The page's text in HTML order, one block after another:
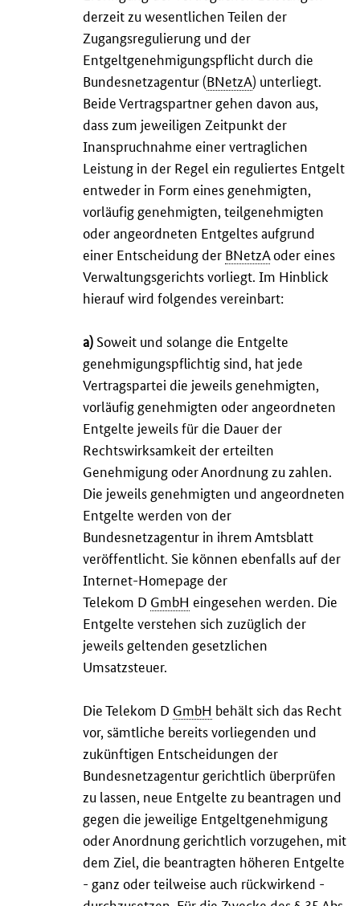
derzeit zu wesentlichen Teilen der
Zugangsregulierung und der
Entgeltgenehmigungspflicht durch die
Bundesnetzagentur (BNetzA) unterliegt.
Beide Vertragspartner gehen davon aus,
dass zum jeweiligen Zeitpunkt der
Inanspruchnahme einer vertraglichen
Leistung in der Regel ein reguliertes Entgelt
entweder in Form eines genehmigten,
vorläufig genehmigten, teilgenehmigten
oder angeordneten Entgeltes aufgrund
einer Entscheidung der BNetzAoder eines
Verwaltungsgerichts vorliegt. Im Hinblick
hierauf wird folgendes vereinbart:
a) Soweit und solange die Entgelte
genehmigungspflichtig sind, hat jede
Vertragspartei die jeweils genehmigten,
vorläufig genehmigten oder angeordneten
Entgelte jeweils für die Dauer der
Rechtswirksamkeit der erteilten
Genehmigung oder Anordnung zu zahlen.
Die jeweils genehmigten und angeordneten
Entgelte werden von der
Bundesnetzagentur in ihrem Amtsblatt
veröffentlicht. Sie können ebenfalls auf der
Internet-Homepage der
Telekom D GmbH eingesehen werden. Die
Entgelte verstehen sich zuzüglich der
jeweils geltenden gesetzlichen
Umsatzsteuer.
Die Telekom D GmbH behält sich das Recht
vor, sämtliche bereits vorliegenden und
zukünftigen Entscheidungen der
Bundesnetzagentur gerichtlich überprüfen
zu lassen, neue Entgelte zu beantragen und
gegen die jeweilige Entgeltgenehmigung
oder Anordnung gerichtlich vorzugehen, mit
dem Ziel, die beantragten höheren Entgelte
- ganz oder teilweise auch rückwirkend -